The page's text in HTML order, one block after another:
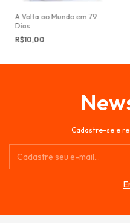
A Volta ao Mundo em 79
Dias
R$10,00
Cadastre-se e